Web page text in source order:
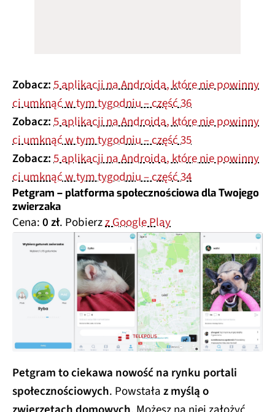
Zobacz:5 aplikacji na Androida, które nie powinny
ci umknąć w tym tygodniu – część 36
Zobacz:5 aplikacji na Androida, które nie powinny
ci umknąć w tym tygodniu – część 35
Zobacz:5 aplikacji na Androida, które nie powinny
ci umknąć w tym tygodniu – część 34
Petgram – platforma społecznościowa dla Twojego
zwierzaka
Cena:0 zł. Pobierzz Google Play
Petgram to ciekawa nowość na rynku portali
społecznościowych. Powstałaz myślą o